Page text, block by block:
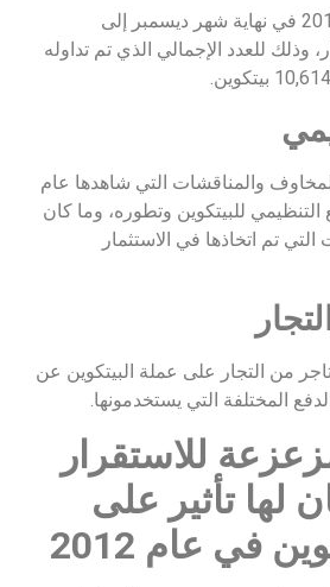
وصل سعر البيتكوين 2012 في نهاية شهر ديسمبر إلى
دولار، وذلك للعدد الإجمالي الذي تم تداوله
والمناقشات التي شاهدها عام
التنظيمي للبيتكوين وتطوره، وما كان
تم اتخاذها في الاستثمار
من التجار على عملة البيتكوين عن
المختلفة التي يستخدمونها.
للاستقرار
لها تأثير على
في عام 2012